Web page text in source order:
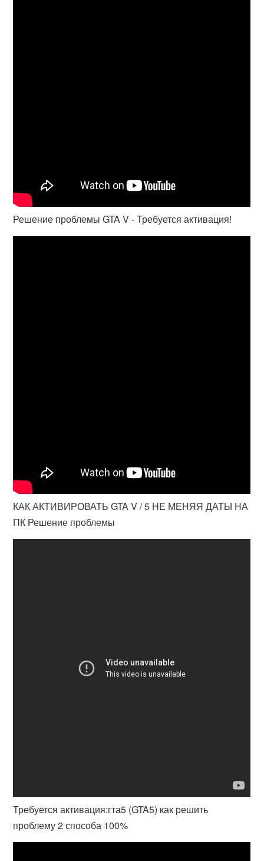
Решение проблемы GTA V - Требуется активация!
КАК АКТИВИРОВАТЬ GTA V / 5 НЕ МЕНЯЯ ДАТЫ НА
ПК Решение проблемы
Требуется активация:гта5 (GTA5) как решить
проблему 2 способа 100%